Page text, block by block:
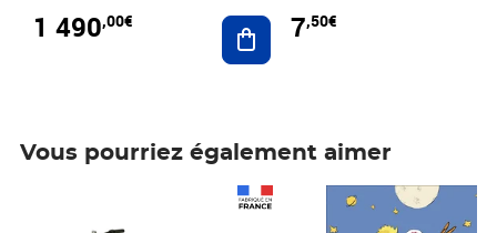
1 490,00€ Ajouter au panier
7,50€
Vous pourriez également aimer
Prix 7,50€